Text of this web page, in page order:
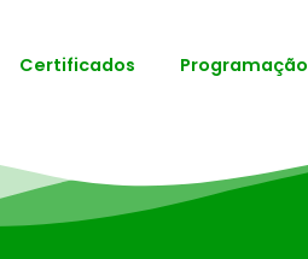
Certificados Programação